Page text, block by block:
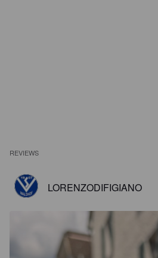
REVIEWS
LORENZODIFIGIANO